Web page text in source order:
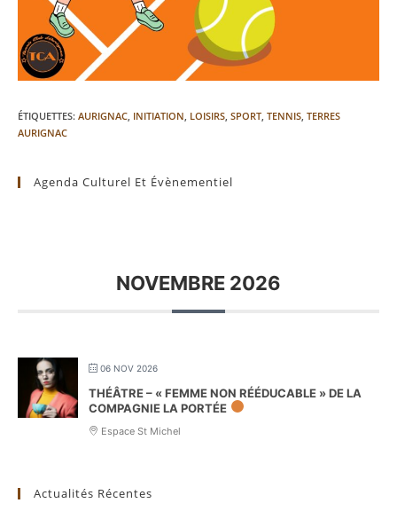
ÉTIQUETTES: AURIGNAC, INITIATION, LOISIRS, SPORT, TENNIS, TERRES
AURIGNAC
Agenda Culturel Et Évènementiel
NOVEMBRE 2026
06 NOV 2026
THÉÂTRE – « FEMME NON RÉÉDUCABLE » DE LA
COMPAGNIE LA PORTÉE
Espace St Michel
Actualités Récentes